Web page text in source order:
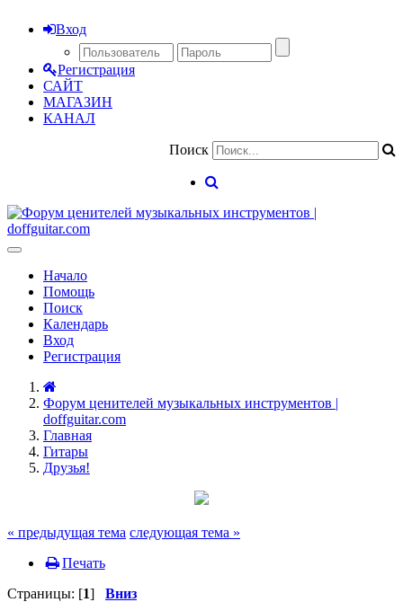
Вход
Регистрация
САЙТ
МАГАЗИН
КАНАЛ
Поиск
Начало
Помощь
Поиск
Календарь
Вход
Регистрация
Форум ценителей музыкальных инструментов |
doffguitar.com
Главная
Гитары
Друзья!
« предыдущая тема следующая тема »
Печать
Страницы: [1] Вниз